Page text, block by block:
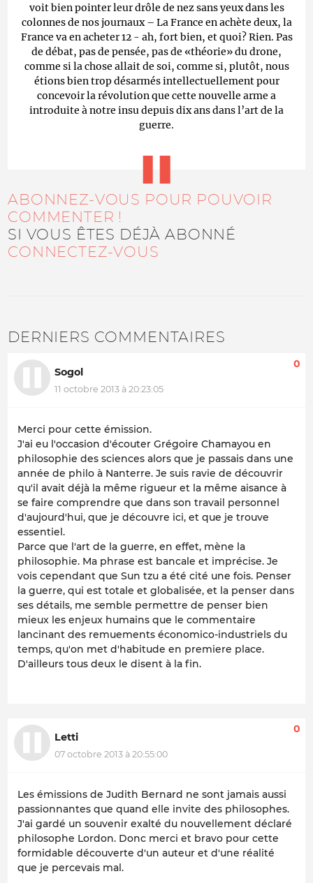
voit bien pointer leur drôle de nez sans yeux dans les
colonnes de nos journaux – La France en achète deux, la
France va en acheter 12 - ah, fort bien, et quoi? Rien. Pas
de débat, pas de pensée, pas de «théorie» du drone,
comme si la chose allait de soi, comme si, plutôt, nous
étions bien trop désarmés intellectuellement pour
concevoir la révolution que cette nouvelle arme a
introduite à notre insu depuis dix ans dans l’art de la
guerre.
ABONNEZ-VOUS POUR POUVOIR
COMMENTER !
SI VOUS ÊTES DÉJÀ ABONNÉ
CONNECTEZ-VOUS
DERNIERS COMMENTAIRES
Sogol
11 octobre 2013 à 20:23:05
0
Merci pour cette émission.
J'ai eu l'occasion d'écouter Grégoire Chamayou en
philosophie des sciences alors que je passais dans une
année de philo à Nanterre. Je suis ravie de découvrir
qu'il avait déjà la même rigueur et la même aisance à
se faire comprendre que dans son travail personnel
d'aujourd'hui, que je découvre ici, et que je trouve
essentiel.
Parce que l'art de la guerre, en effet, mène la
philosophie. Ma phrase est bancale et imprécise. Je
vois cependant que Sun tzu a été cité une fois. Penser
la guerre, qui est totale et globalisée, et la penser dans
ses détails, me semble permettre de penser bien
mieux les enjeux humains que le commentaire
lancinant des remuements économico-industriels du
temps, qu'on met d'habitude en premiere place.
D'ailleurs tous deux le disent à la fin.
Letti
07 octobre 2013 à 20:55:00
0
Les émissions de Judith Bernard ne sont jamais aussi
passionnantes que quand elle invite des philosophes.
J'ai gardé un souvenir exalté du nouvellement déclaré
philosophe Lordon. Donc merci et bravo pour cette
formidable découverte d'un auteur et d'une réalité
que je percevais mal.